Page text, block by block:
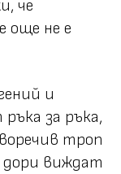
че
още не е
и
за ръка,
троп
дори виждат